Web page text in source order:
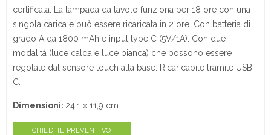
certificata. La lampada da tavolo funziona per 18 ore con una
singola carica e può essere ricaricata in 2 ore. Con batteria di
grado A da 1800 mAh e input type C (5V/1A). Con due
modalità (luce calda e luce bianca) che possono essere
regolate dal sensore touch alla base. Ricaricabile tramite USB-
C.
Dimensioni: 24,1 x 11,9 cm
CHIEDI IL PREVENTIVO